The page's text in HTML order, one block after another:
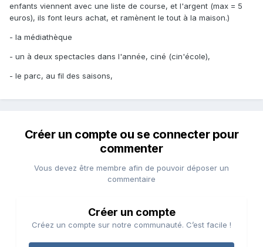
enfants viennent avec une liste de course, et l'argent (max = 5
euros), ils font leurs achat, et ramènent le tout à la maison.)
- la médiathèque
- un à deux spectacles dans l'année, ciné (cin'école),
- le parc, au fil des saisons,
Créer un compte ou se connecter pour
commenter
Vous devez être membre afin de pouvoir déposer un
commentaire
Créer un compte
Créez un compte sur notre communauté. C’est facile !